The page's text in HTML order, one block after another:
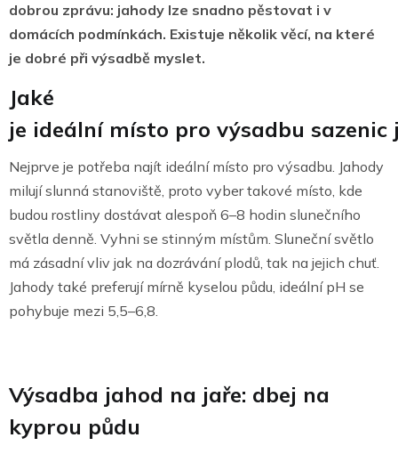
dobrou zprávu: jahody lze snadno pěstovat i v
domácích podmínkách. Existuje několik věcí, na které
je dobré při výsadbě myslet.
Jaké
je ideální místo pro výsadbu sazenic
Nejprve je potřeba najít ideální místo pro výsadbu. Jahody
milují slunná stanoviště, proto vyber takové místo, kde
budou rostliny dostávat alespoň 6–8 hodin slunečního
světla denně. Vyhni se stinným místům. Sluneční světlo
má zásadní vliv jak na dozrávání plodů, tak na jejich chuť.
Jahody také preferují mírně kyselou půdu, ideální pH se
pohybuje mezi 5,5–6,8.
Výsadba jahod na jaře: dbej na
kyprou půdu